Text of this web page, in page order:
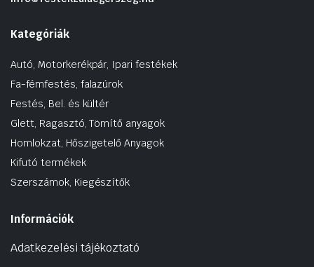
Kategóriák
Autó, Motorkerékpár, Ipari festékek
Fa-fémfestés, falazúrok
Festés, Bel. és kültér
Glett, Ragasztó, Tömítő anyagok
Homlokzat, Hőszigetelő Anyagok
Kifutó termékek
Szerszámok, Kiegészítők
Információk
Adatkezelési tájékoztató